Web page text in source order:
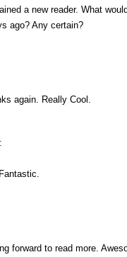
a new reader. What
ago? Any certain?
again. Really Cool.
forward to read more.